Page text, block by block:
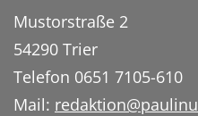
Mustorstraße 2
54290 Trier
Telefon 0651 7105-610
Mail: